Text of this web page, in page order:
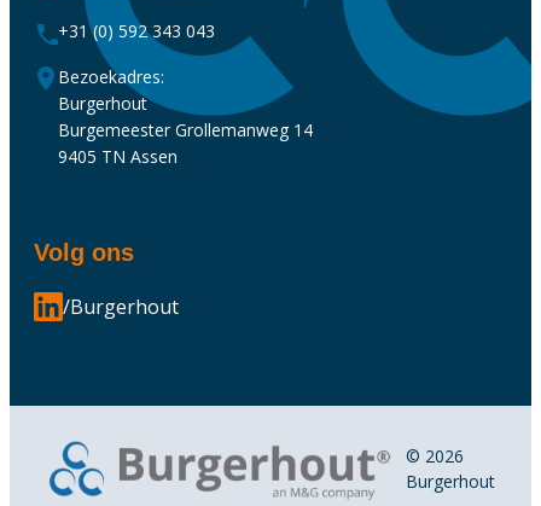
+31 (0) 592 343 043
Bezoekadres:
Burgerhout
Burgemeester Grollemanweg 14
9405 TN Assen
Volg ons
/Burgerhout
© 2026
Burgerhout